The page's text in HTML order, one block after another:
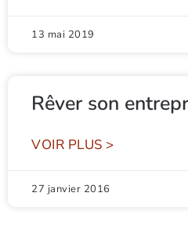
13 mai 2019
Rêver son
VOIR PLUS >
27 janvier 2016